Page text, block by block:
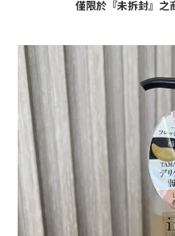
僅限於『未拆封』之